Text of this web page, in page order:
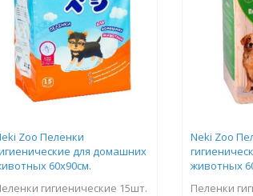
Zoo Пеленки
для домашних
60х90см.
гигиенические 15шт.
Neki Zoo
животных
Пеленки